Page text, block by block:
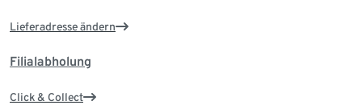
Lieferadresse ändern
Filialabholung
Click & Collect